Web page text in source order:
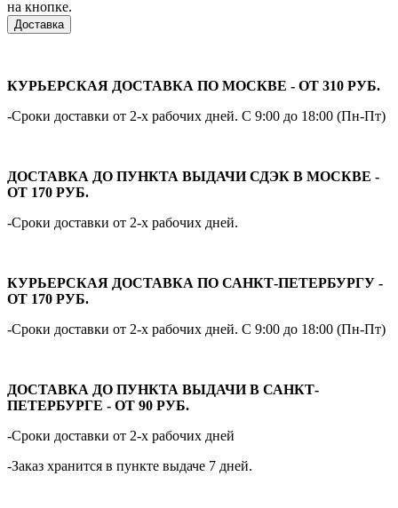
на кнопке.
Доставка
КУРЬЕРСКАЯ ДОСТАВКА ПО МОСКВЕ - ОТ 310 РУБ.
-Сроки доставки от 2-х рабочих дней. С 9:00 до 18:00 (Пн-Пт)
ДОСТАВКА ДО ПУНКТА ВЫДАЧИ СДЭК В МОСКВЕ -
ОТ 170 РУБ.
-Сроки доставки от 2-х рабочих дней.
КУРЬЕРСКАЯ ДОСТАВКА ПО САНКТ-ПЕТЕРБУРГУ -
ОТ 170 РУБ.
-Сроки доставки от 2-х рабочих дней. С 9:00 до 18:00 (Пн-Пт)
ДОСТАВКА ДО ПУНКТА ВЫДАЧИ В САНКТ-
ПЕТЕРБУРГЕ - ОТ 90 РУБ.
-Сроки доставки от 2-х рабочих дней
-Заказ хранится в пункте выдаче 7 дней.